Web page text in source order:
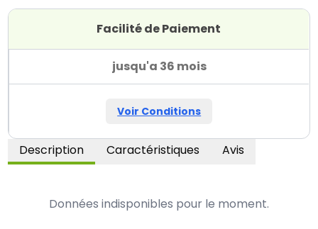
Facilité de Paiement
jusqu'a 36 mois
Voir Conditions
Description Caractéristiques Avis
Données indisponibles pour le moment.